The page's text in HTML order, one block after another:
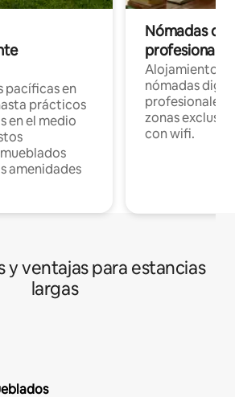
pacíficas en
prácticos
en el medio
amenidades
Nómadas
Alojamientos
nómadas
profesionales
zonas
con wifi.
y ventajas para estancias
largas